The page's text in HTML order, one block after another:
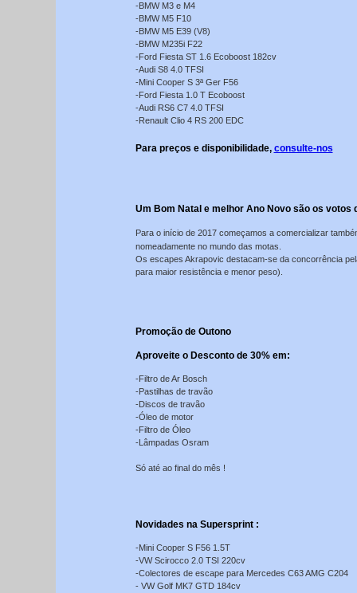
-BMW M3 e M4
-BMW M5 F10
-BMW M5 E39 (V8)
-BMW M235i F22
-Ford Fiesta ST 1.6 Ecoboost 182cv
-Audi S8 4.0 TFSI
-Mini Cooper S 3ª Ger F56
-Ford Fiesta 1.0 T Ecoboost
-Audi RS6 C7 4.0 TFSI
-Renault Clio 4 RS 200 EDC
Para preços e disponibilidade, consulte-nos
Um Bom Natal e melhor Ano Novo são os votos
Para o início de 2017 começamos a comercializar
nomeadamente no mundo das motas.
Os escapes Akrapovic destacam-se da concorrência
para maior resistência e menor peso).
Promoção de Outono
Aproveite o Desconto de 30% em:
-Filtro de Ar Bosch
-Pastilhas de travão
-Discos de travão
-Óleo de motor
-Filtro de Óleo
-Lâmpadas Osram
Só até ao final do mês !
Novidades na Supersprint :
-Mini Cooper S F56 1.5T
-VW Scirocco 2.0 TSI 220cv
-Colectores de escape para Mercedes C63 AMG C204
- VW Golf MK7 GTD 184cv